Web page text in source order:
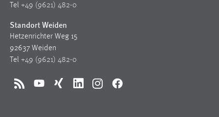
Tel +49 (9621) 482-0
Standort Weiden
Hetzenrichter Weg 15
92637 Weiden
Tel +49 (9621) 482-0
RSS YouTubeXing LinkedInInstagramFacebook
hinweg verfolgen.
Google Ads
Name:
_gcl_au
Google Ireland Limited